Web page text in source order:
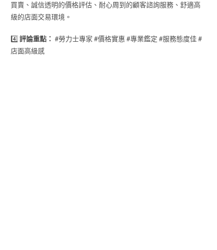
買賣、誠信透明的價格評估、耐心周到的顧客諮詢服務、舒適高
級的店面交易環境。
4️⃣評論重點： #勞力士專家 #價格實惠 #專業鑑定 #服務態度佳 #
店面高級感